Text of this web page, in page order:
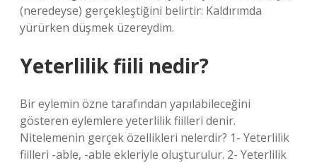
(neredeyse) gerçekleştiğini belirtir: Kaldırımda
yürürken düşmek üzereydim.
Yeterlilik fiili nedir?
Bir eylemin özne tarafından yapılabileceğini
gösteren eylemlere yeterlilik fiilleri denir.
Nitelemenin gerçek özellikleri nelerdir? 1- Yeterlilik
fiilleri -able, -able ekleriyle oluşturulur. 2- Yeterlilik